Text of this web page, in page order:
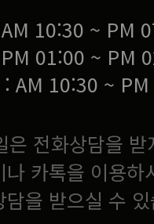
10:30 ~ PM
01:00 ~ PM
: AM 10:30 ~
은 전화상담을
카톡을 이용하
담을 받으실 수